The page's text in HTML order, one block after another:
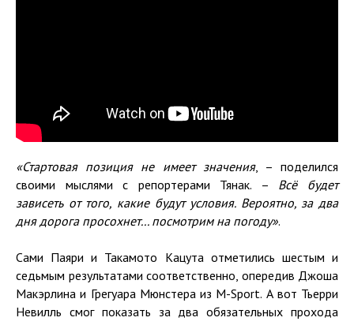
«Стартовая позиция не имеет значения, – поделился
своими мыслями с репортерами Тянак. – Всё будет
зависеть от того, какие будут условия. Вероятно, за два
дня дорога просохнет... посмотрим на погоду».
Сами Паяри и Такамото Кацута отметились шестым и
седьмым результатами соответственно, опередив Джоша
Макэрлина и Грегуара Мюнстера из M-Sport. А вот Тьерри
Невилль смог показать за два обязательных прохода